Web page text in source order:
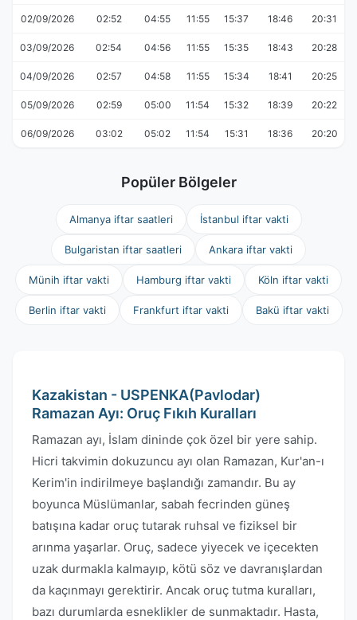
02/09/2026 02:52 04:55 11:55 15:37 18:46 20:31
03/09/2026 02:54 04:56 11:55 15:35 18:43 20:28
04/09/2026 02:57 04:58 11:55 15:34 18:41 20:25
05/09/2026 02:59 05:00 11:54 15:32 18:39 20:22
06/09/2026 03:02 05:02 11:54 15:31 18:36 20:20
Popüler Bölgeler
Almanya iftar saatleri İstanbul iftar vakti
Bulgaristan iftar saatleri Ankara iftar vakti
Münih iftar vakti Hamburg iftar vakti Köln iftar vakti
Berlin iftar vakti Frankfurt iftar vakti Bakü iftar vakti
Kazakistan - USPENKA(Pavlodar)
Ramazan Ayı: Oruç Fıkıh Kuralları
Ramazan ayı, İslam dininde çok özel bir yere sahip.
Hicri takvimin dokuzuncu ayı olan Ramazan, Kur'an-ı
Kerim'in indirilmeye başlandığı zamandır. Bu ay
boyunca Müslümanlar, sabah fecrinden güneş
batışına kadar oruç tutarak ruhsal ve fiziksel bir
arınma yaşarlar. Oruç, sadece yiyecek ve içecekten
uzak durmakla kalmayıp, kötü söz ve davranışlardan
da kaçınmayı gerektirir. Ancak oruç tutma kuralları,
bazı durumlarda esneklikler de sunmaktadır. Hasta,